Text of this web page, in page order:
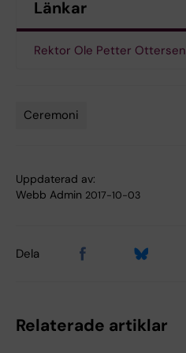
Länkar
Rektor Ole Petter Ottersen
Ceremoni
Uppdaterad av:
Webb Admin 2017-10-03
Dela
Relaterade artiklar